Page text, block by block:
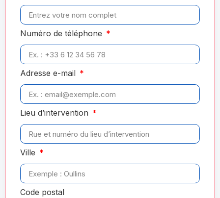
Numéro de téléphone
Adresse e-mail
Lieu d’intervention
Ville
Code postal